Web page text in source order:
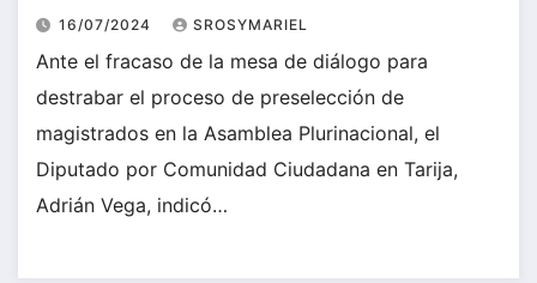
16/07/2024 SROSYMARIEL
Ante el fracaso de la mesa de diálogo para
destrabar el proceso de preselección de
magistrados en la Asamblea Plurinacional, el
Diputado por Comunidad Ciudadana en Tarija,
Adrián Vega, indicó…